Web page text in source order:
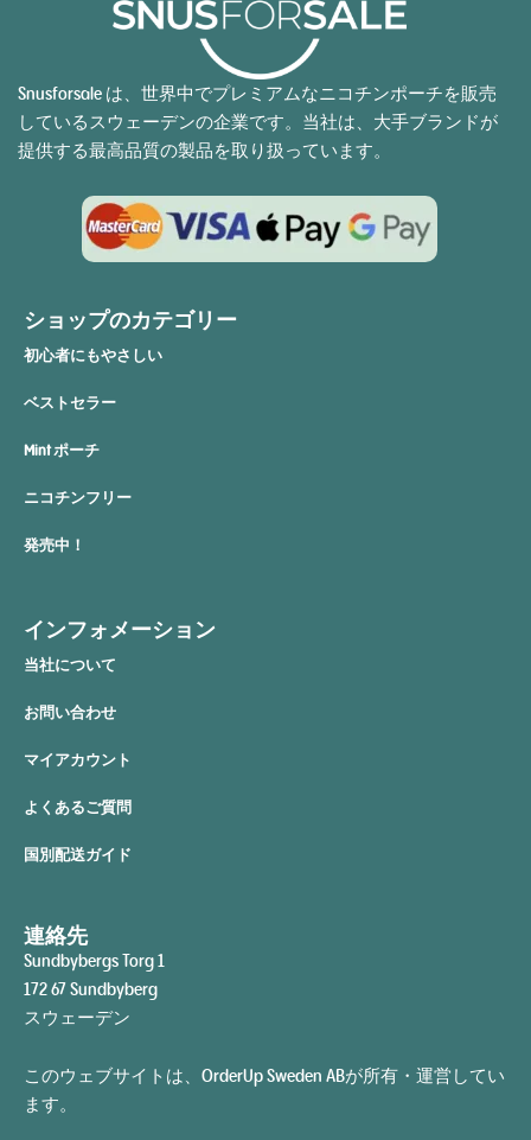
Snusforsale は、世界中でプレミアムなニコチンポーチを販売
しているスウェーデンの企業です。当社は、大手ブランドが
提供する最高品質の製品を取り扱っています。
ショップのカテゴリー
初心者にもやさしい
ベストセラー
Mint ポーチ
ニコチンフリー
発売中！
インフォメーション
当社について
お問い合わせ
マイアカウント
よくあるご質問
国別配送ガイド
連絡先
Sundbybergs Torg 1
172 67 Sundbyberg
スウェーデン
このウェブサイトは、OrderUp Sweden ABが所有・運営してい
ます。